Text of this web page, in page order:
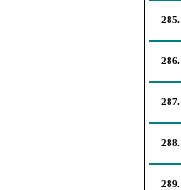
285.
286.
287.
288.
289.